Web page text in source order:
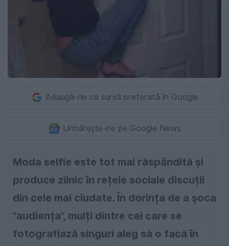
Adaugă-ne ca sursă preferată în Google
Urmărește-ne pe Google News
Moda selfie este tot mai răspândită și
produce zilnic în rețele sociale discuții
din cele mai ciudate. În dorința de a șoca
”audiența”, mulți dintre cei care se
fotografiază singuri aleg să o facă în